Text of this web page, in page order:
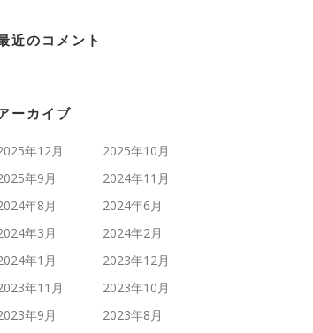
近のコメント
ーカイブ
年12月
2025年10月
年9月
2024年11月
年8月
2024年6月
年3月
2024年2月
年1月
2023年12月
年11月
2023年10月
年9月
2023年8月